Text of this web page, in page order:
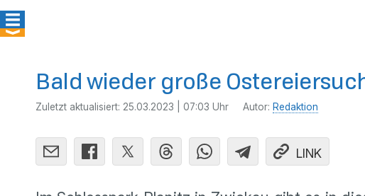
Bald wieder große
Zuletzt aktualisiert: 25.03.2023 | 07:03 Uhr Autor: Redaktion
LINK